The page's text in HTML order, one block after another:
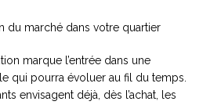
du marché dans votre quartier
marque l’entrée dans une
qui pourra évoluer au fil du temps.
envisagent déjà, dès l’achat, les